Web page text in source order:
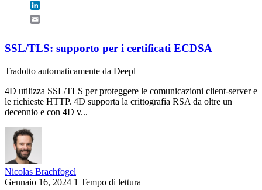
SSL/TLS: supporto per i certificati ECDSA
Tradotto automaticamente da Deepl
4D utilizza SSL/TLS per proteggere le comunicazioni client-server e
le richieste HTTP. 4D supporta la crittografia RSA da oltre un
decennio e con 4D v...
Nicolas Brachfogel
Gennaio 16, 2024 1 Tempo di lettura